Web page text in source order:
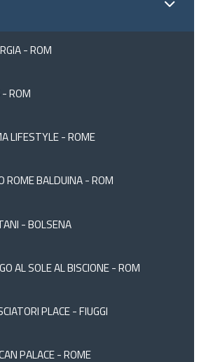
- ROM
ROM
LIFESTYLE - ROME
ROME BALDUINA - ROM
- BOLSENA
AL SOLE AL BISCIONE - ROM
PLACE - FIUGGI
PALACE - ROME